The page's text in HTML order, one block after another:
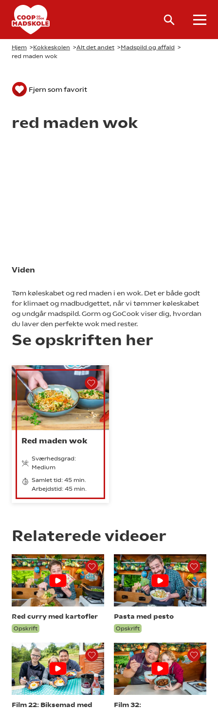
Hjem >Kokkeskolen >Alt det andet >Madspild og affald >
red maden wok
Fjern som favorit
red maden wok
Viden
Tøm køleskabet og red maden i en wok. Det er både godt
for klimaet og madbudgettet, når vi tømmer køleskabet
og undgår madspild. Gorm og GoCook viser dig, hvordan
du laver den perfekte wok med rester.
Se opskriften her
Red maden wok
Sværhedsgrad:
Medium
Samlet tid: 45 min.
Arbejdstid: 45 min.
Relaterede videoer
Red curry med kartofler
Opskrift
Pasta med pesto
Opskrift
Film 22: Biksemad med
Film 32: